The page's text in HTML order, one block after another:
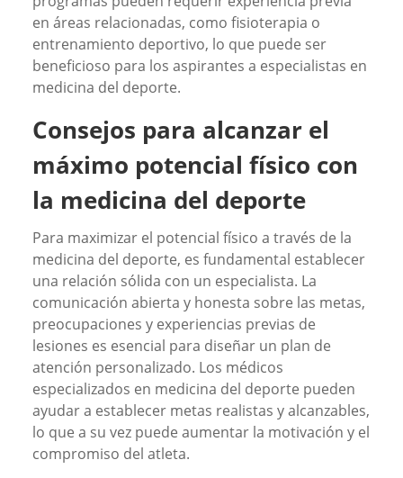
en áreas relacionadas, como fisioterapia o
entrenamiento deportivo, lo que puede ser
beneficioso para los aspirantes a especialistas en
medicina del deporte.
Consejos para alcanzar el
máximo potencial físico con
la medicina del deporte
Para maximizar el potencial físico a través de la
medicina del deporte, es fundamental establecer
una relación sólida con un especialista. La
comunicación abierta y honesta sobre las metas,
preocupaciones y experiencias previas de
lesiones es esencial para diseñar un plan de
atención personalizado. Los médicos
especializados en medicina del deporte pueden
ayudar a establecer metas realistas y alcanzables,
lo que a su vez puede aumentar la motivación y el
compromiso del atleta.